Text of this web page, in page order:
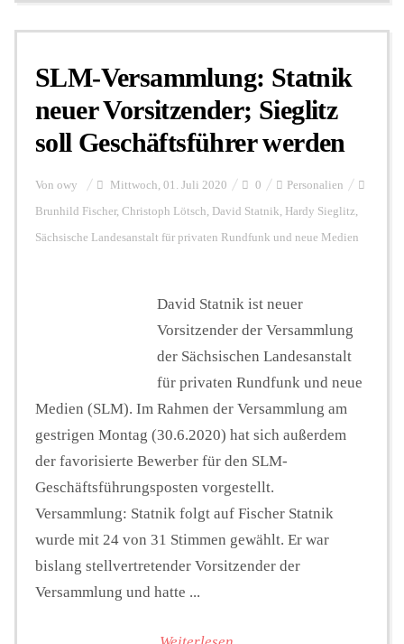
SLM-Versammlung: Statnik
neuer Vorsitzender; Sieglitz
soll Geschäftsführer werden
Von owy Mittwoch, 01. Juli 2020 0 Personalien
Brunhild Fischer, Christoph Lötsch, David Statnik, Hardy Sieglitz,
Sächsische Landesanstalt für privaten Rundfunk und neue Medien
David Statnik ist neuer
Vorsitzender der Versammlung
der Sächsischen Landesanstalt
für privaten Rundfunk und neue
Medien (SLM). Im Rahmen der Versammlung am
gestrigen Montag (30.6.2020) hat sich außerdem
der favorisierte Bewerber für den SLM-
Geschäftsführungsposten vorgestellt.
Versammlung: Statnik folgt auf Fischer Statnik
wurde mit 24 von 31 Stimmen gewählt. Er war
bislang stellvertretender Vorsitzender der
Versammlung und hatte ...